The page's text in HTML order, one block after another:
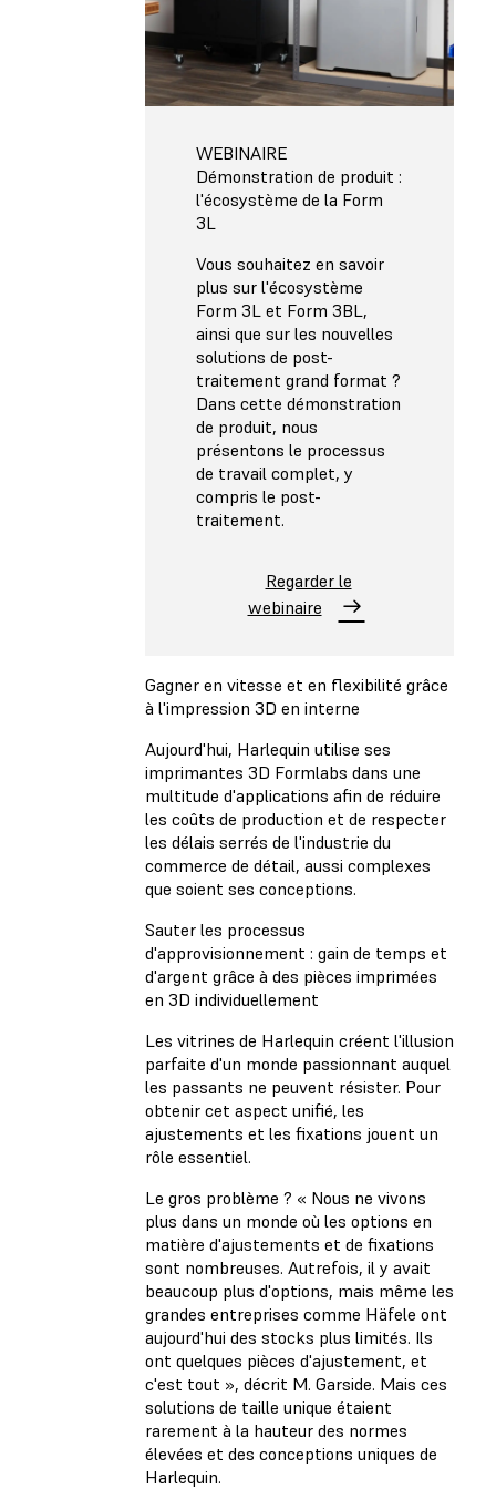
WEBINAIRE
Démonstration de produit :
l'écosystème de la Form
3L
Vous souhaitez en savoir
plus sur l'écosystème
Form 3L et Form 3BL,
ainsi que sur les nouvelles
solutions de post-
traitement grand format ?
Dans cette démonstration
de produit, nous
présentons le processus
de travail complet, y
compris le post-
traitement.
Regarder le
webinaire
Gagner en vitesse et en flexibilité grâce
à l'impression 3D en interne
Aujourd'hui, Harlequin utilise ses
imprimantes 3D Formlabs dans une
multitude d'applications afin de réduire
les coûts de production et de respecter
les délais serrés de l'industrie du
commerce de détail, aussi complexes
que soient ses conceptions.
Sauter les processus
d'approvisionnement : gain de temps et
d'argent grâce à des pièces imprimées
en 3D individuellement
Les vitrines de Harlequin créent l'illusion
parfaite d'un monde passionnant auquel
les passants ne peuvent résister. Pour
obtenir cet aspect unifié, les
ajustements et les fixations jouent un
rôle essentiel.
Le gros problème ? « Nous ne vivons
plus dans un monde où les options en
matière d'ajustements et de fixations
sont nombreuses. Autrefois, il y avait
beaucoup plus d'options, mais même les
grandes entreprises comme Häfele ont
aujourd'hui des stocks plus limités. Ils
ont quelques pièces d'ajustement, et
c'est tout », décrit M. Garside. Mais ces
solutions de taille unique étaient
rarement à la hauteur des normes
élevées et des conceptions uniques de
Harlequin.